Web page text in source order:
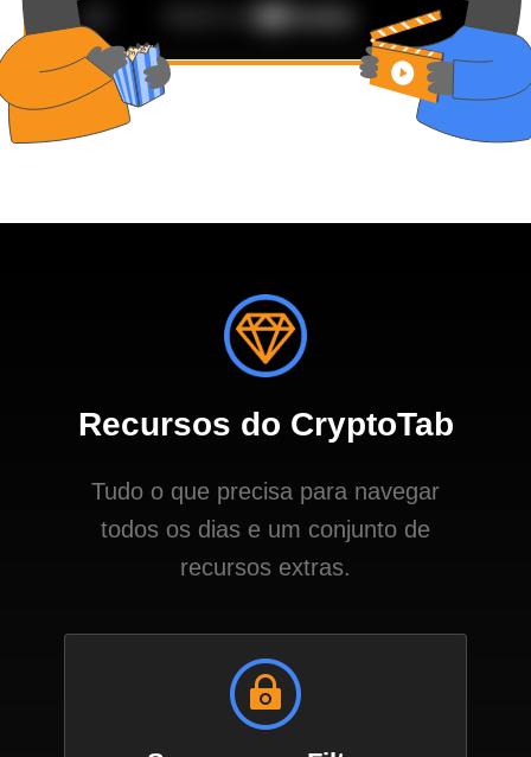
Recursos do CryptoTab
Tudo o que precisa para navegar
todos os dias e um conjunto de
recursos extras.